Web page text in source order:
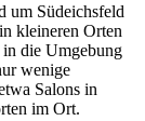
um Südeichsfeld
kleineren Orten
die Umgebung
wenige
Salons in
im Ort.